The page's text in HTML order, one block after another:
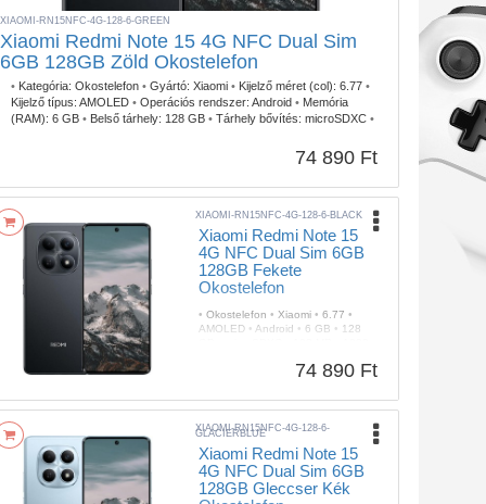
XIAOMI-RN15NFC-4G-128-6-GREEN
Xiaomi Redmi Note 15 4G NFC Dual Sim
6GB 128GB Zöld Okostelefon
• Kategória: Okostelefon • Gyártó: Xiaomi • Kijelző méret (col): 6.77 •
Kijelző típus: AMOLED • Operációs rendszer: Android • Memória
(RAM): 6 GB • Belső tárhely: 128 GB • Tárhely bővítés: microSDXC •
Zöld
IP
74 890 Ft
XIAOMI-RN15NFC-4G-128-6-BLACK
Xiaomi Redmi Note 15
4G NFC Dual Sim 6GB
128GB Fekete
Okostelefon
• Okostelefon • Xiaomi • 6.77 •
AMOLED • Android • 6 GB • 128
Fekete • IP64
74 890 Ft
XIAOMI-RN15NFC-4G-128-6-
GLACIERBLUE
Xiaomi Redmi Note 15
4G NFC Dual Sim 6GB
128GB Gleccser Kék